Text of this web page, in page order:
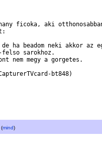
ficoka, aki
ha beadom neki akkor az
felso sarokhoz.
nem megy a gorgetes.
bt848)
(mind)